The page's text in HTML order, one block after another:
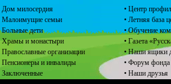
Дом милосердия
Малоимущие семьи
Больные дети
Храмы и монастыри
Православные организации
Пенсионеры и инвалиды
Заключенные
• Центр
• Летняя база
• Обучение
• Газета
• Наши ящики
• Форум фонда
• Наши друзья